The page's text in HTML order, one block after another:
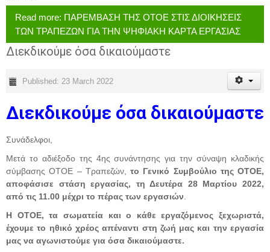
Read more: ΠΑΡΕΜΒΑΣΗ ΤΗΣ ΟΤΟΕ ΣΤΙΣ ΔΙΟΙΚΗΣΕΙΣ
ΤΩΝ ΤΡΑΠΕΖΩΝ ΓΙΑ ΤΗΝ ΨΗΦΙΑΚΗ ΚΑΡΤΑ ΕΡΓΑΣΙΑΣ
Διεκδικούμε όσα δικαιούμαστε
Published: 23 March 2022
Διεκδικούμε όσα δικαιούμαστε
Συνάδελφοι,
Μετά το αδιέξοδο της 4ης συνάντησης για την σύναψη κλαδικής
σύμβασης ΟΤΟΕ – Τραπεζών, το Γενικό Συμβούλιο της ΟΤΟΕ,
αποφάσισε στάση εργασίας, τη Δευτέρα 28 Μαρτίου 2022,
από τις 11.00 μέχρι το πέρας των εργασιών
Η ΟΤΟΕ, τα σωματεία και ο κάθε εργαζόμενος ξεχωριστά,
έχουμε το ηθικό χρέος απέναντι στη ζωή μας και την εργασία
μας να αγωνιστούμε για όσα δικαιούμαστε.